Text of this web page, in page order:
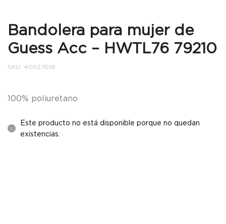
Bandolera para mujer de
Guess Acc – HWTL76 79210
SKU: 40027019
100% poliuretano
Este producto no está disponible porque no quedan
existencias.